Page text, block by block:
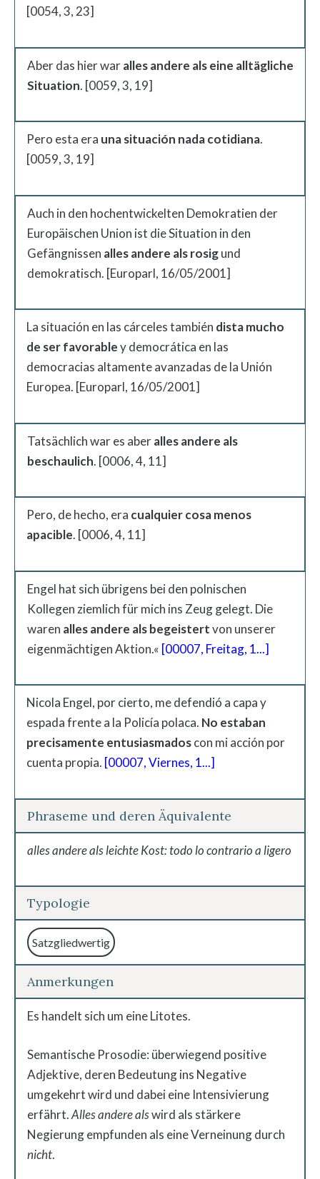
[0054, 3, 23]
Aber das hier waralles andere als eine alltägliche
Situation. [0059, 3, 19]
Pero esta era una situación nada cotidiana.
[0059, 3, 19]
Auch in den hochentwickelten Demokratien der
Europäischen Union ist die Situation in den
Gefängnissen alles andere als rosigund
demokratisch. [Europarl, 16/05/2001]
La situación en las cárceles también dista mucho
de ser favorabley democrática en las
democracias altamente avanzadas de la Unión
Europea. [Europarl, 16/05/2001]
Tatsächlich war es aberalles andere als
beschaulich. [0006, 4, 11]
Pero, de hecho, era cualquier cosa menos
apacible. [0006, 4, 11]
Engel hat sich übrigens bei den polnischen
Kollegen ziemlich für mich ins Zeug gelegt. Die
waren allesandere alsbegeistertvon unserer
eigenmächtigen Aktion.« [00007, Freitag, 1...]
Nicola Engel, por cierto, me defendió a capa y
espada frente a la Policía polaca. No estaban
precisamente entusiasmadoscon mi acción por
cuenta propia. [00007, Viernes, 1...]
Phraseme und deren Äquivalente
alles andere als leichte Kost: todo lo contrario a ligero
Typologie
Satzgliedwertig
Anmerkungen
Es handelt sich um eine Litotes.
Semantische Prosodie: überwiegend positive
Adjektive, deren Bedeutung ins Negative
umgekehrt wird und dabei eine Intensivierung
erfährt.Alles andere alswird als stärkere
Negierung empfunden als eine Verneinung durch
nicht.